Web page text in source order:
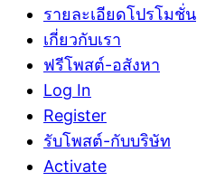
รายละเอียดโปรโมชั่น
เกี่ยวกับเรา
ฟรีโพสต์-อสังหา
Log In
Register
รับโพสต์-กับบริษัท
Activate